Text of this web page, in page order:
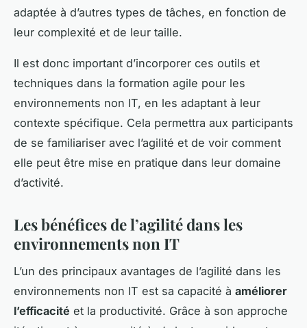
adaptée à d’autres types de tâches, en fonction de
leur complexité et de leur taille.
Il est donc important d’incorporer ces outils et
techniques dans la formation agile pour les
environnements non IT, en les adaptant à leur
contexte spécifique. Cela permettra aux participants
de se familiariser avec l’agilité et de voir comment
elle peut être mise en pratique dans leur domaine
d’activité.
Les bénéfices de l’agilité dans les
environnements non IT
L’un des principaux avantages de l’agilité dans les
environnements non IT est sa capacité à améliorer
l’efficacité et la productivité. Grâce à son approche